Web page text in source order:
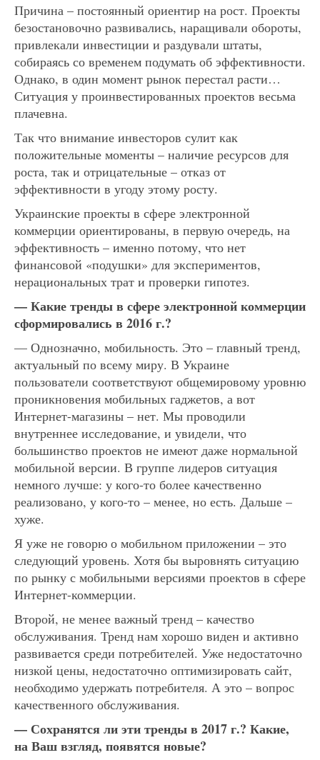
Причина – постоянный ориентир на рост. Проекты
безостановочно развивались, наращивали обороты,
привлекали инвестиции и раздували штаты,
собираясь со временем подумать об эффективности.
Однако, в один момент рынок перестал расти…
Ситуация у проинвестированных проектов весьма
плачевна.
Так что внимание инвесторов сулит как
положительные моменты – наличие ресурсов для
роста, так и отрицательные – отказ от
эффективности в угоду этому росту.
Украинские проекты в сфере электронной
коммерции ориентированы, в первую очередь, на
эффективность – именно потому, что нет
финансовой «подушки» для экспериментов,
нерациональных трат и проверки гипотез.
— Какие тренды в сфере электронной коммерции
сформировались в 2016 г.?
— Однозначно, мобильность. Это – главный тренд,
актуальный по всему миру. В Украине
пользователи соответствуют общемировому уровню
проникновения мобильных гаджетов, а вот
Интернет-магазины – нет. Мы проводили
внутреннее исследование, и увидели, что
большинство проектов не имеют даже нормальной
мобильной версии. В группе лидеров ситуация
немного лучше: у кого-то более качественно
реализовано, у кого-то – менее, но есть. Дальше –
хуже.
Я уже не говорю о мобильном приложении – это
следующий уровень. Хотя бы выровнять ситуацию
по рынку с мобильными версиями проектов в сфере
Интернет-коммерции.
Второй, не менее важный тренд – качество
обслуживания. Тренд нам хорошо виден и активно
развивается среди потребителей. Уже недостаточно
низкой цены, недостаточно оптимизировать сайт,
необходимо удержать потребителя. А это – вопрос
качественного обслуживания.
— Сохранятся ли эти тренды в 2017 г.? Какие,
на Ваш взгляд, появятся новые?